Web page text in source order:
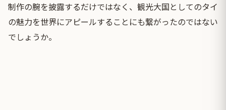
制作の腕を披露するだけではなく、観光大国としてのタイ
の魅力を世界にアピールすることにも繋がったのではない
でしょうか。